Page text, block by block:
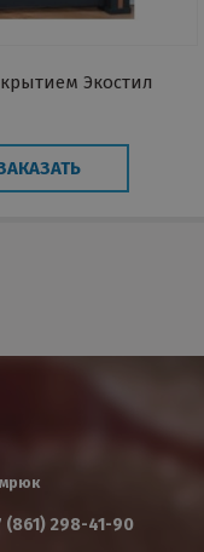
Экостил
(861) 298-41-90